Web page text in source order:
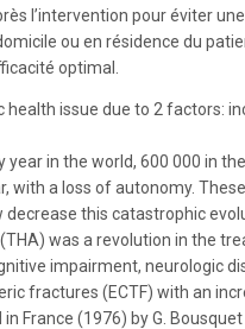
l’intervention pour éviter
ou en résidence du
optimal.
health issue due to 2 factors:
in the world, 600 000 in
with a loss of autonomy.
this catastrophic
was a revolution in the
impairment, neurologic
fractures (ECTF) with an
France (1976) by G.